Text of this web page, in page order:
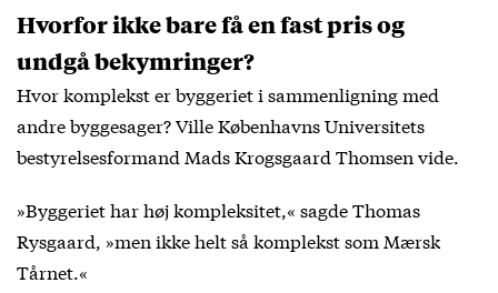
Hvorfor ikke bare få en fast pris og
undgå bekymringer?
Hvor komplekst er byggeriet i sammenligning med
andre byggesager? Ville Københavns Universitets
bestyrelsesformand Mads Krogsgaard Thomsen vide.
»Byggeriet har høj kompleksitet,« sagde Thomas
Rysgaard, »men ikke helt så komplekst som Mærsk
Tårnet.«